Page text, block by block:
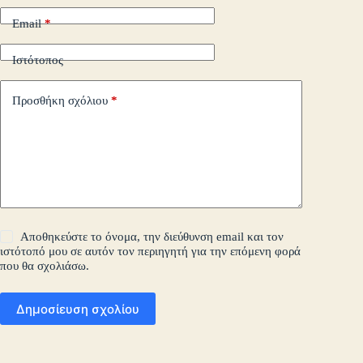
Email*
Ιστότοπος
Προσθήκη σχόλιου *
Αποθηκεύστε το όνομα, την διεύθυνση email και τον
ιστότοπό μου σε αυτόν τον περιηγητή για την επόμενη φορά
που θα σχολιάσω.
Δημοσίευση σχολίου